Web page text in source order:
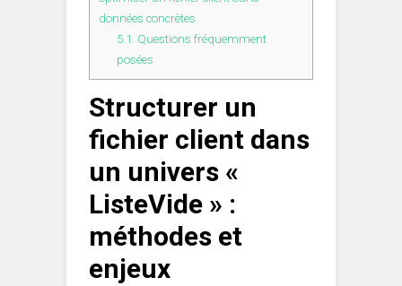
données concrètes
5.1. Questions fréquemment
posées
Structurer un
fichier client dans
un univers «
ListeVide » :
méthodes et
enjeux